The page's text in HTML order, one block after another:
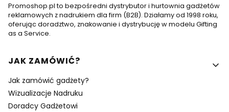
Promoshop.pl to bezpośredni dystrybutor i hurtownia gadżetów
reklamowych z nadrukiem dla firm (B2B). Działamy od 1998 roku,
oferując doradztwo, znakowanie i dystrybucję w modelu Gifting
as a Service.
Linki w stopce
JAK ZAMÓWIĆ?
Jak zamówić gadżety?
Wizualizacje Nadruku
Doradcy Gadżetowi